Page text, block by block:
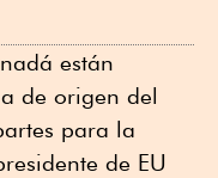
están
de origen del
para la
de EU